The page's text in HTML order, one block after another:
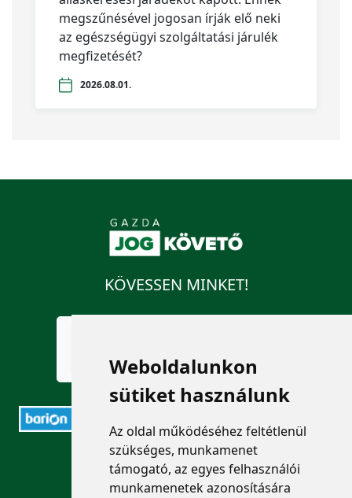
Weboldalunkon
sütiket használunk
Az oldal működéséhez feltétlenül
szükséges, munkamenet
támogató, az egyes felhasználói
munkamenetek azonosítására
megszűnésével jogosan írják elő neki
az egészségügyi szolgáltatási járulék
megfizetését?
2026.08.01.
KÖVESSEN MINKET!
ELÉRHETŐSÉGEK